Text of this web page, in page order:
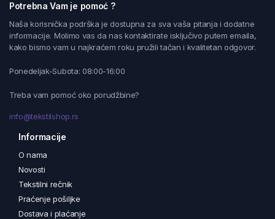
Potrebna Vam je pomoć ?
Naša korisnička podrška je dostupna za sva vaša pitanja i dodatne
informacije. Molimo vas da nas kontaktirate isključivo putem emaila,
kako bismo vam u najkraćem roku pružili tačan i kvalitetan odgovor.
Ponedeljak-Subota: 08:00-16:00
Treba vam pomoć oko porudžbine?
info@tekstilshop.rs
Informacije
O nama
Novosti
Tekstilni rečnik
Praćenje pošiljke
Dostava i plaćanje